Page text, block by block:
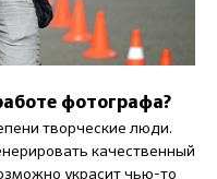
фотографа?
творческие люди.
качественный
украсит чью-то